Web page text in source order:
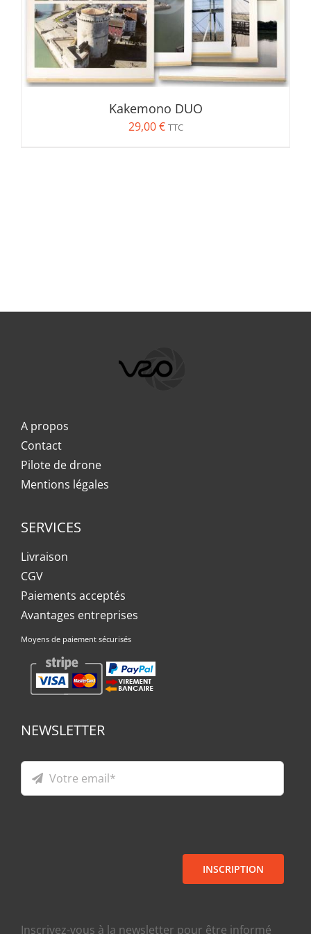
Rechercher:
Kakemono DUO
29,00€ TTC
A propos
Contact
Pilote de drone
Mentions légales
SERVICES
Livraison
CGV
Paiements acceptés
Avantages entreprises
Moyens de paiement sécurisés
NEWSLETTER
INSCRIPTION
Inscrivez-vous à la newsletter pour être informé